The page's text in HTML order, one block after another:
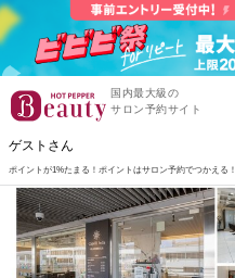
国内最大級の
サロン予約サイト
ゲストさん
ポイントが1%たまる！ ポイントはサロン予約でつかえる！